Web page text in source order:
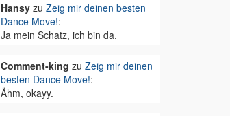
Hansyzu Zeig mir deinen besten
Dance Move!:
Ja mein Schatz, ich bin da.
Comment-king zu Zeig mir deinen
besten Dance Move!:
Ähm, okayy.